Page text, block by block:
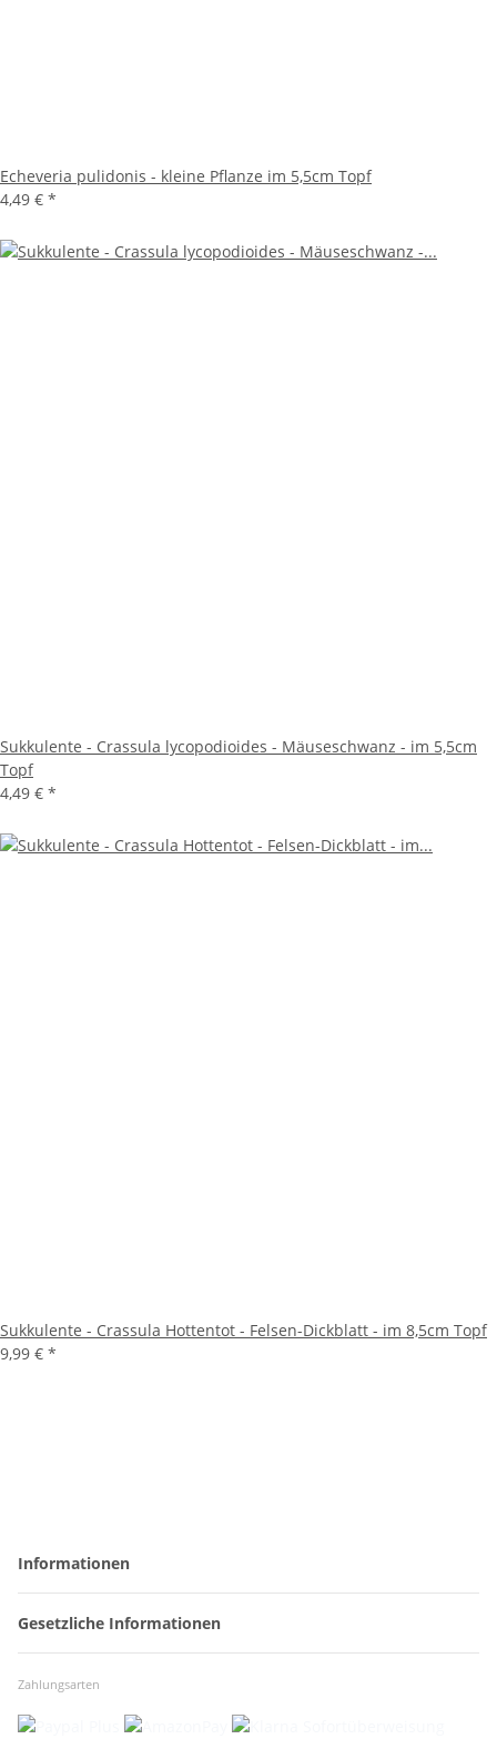
Echeveria pulidonis - kleine Pflanze im 5,5cm Topf
4,49 € *
Sukkulente - Crassula lycopodioides - Mäuseschwanz - im 5,5cm
Topf
4,49 € *
Sukkulente - Crassula Hottentot - Felsen-Dickblatt - im 8,5cm Topf
9,99 € *
Informationen
Gesetzliche Informationen
Zahlungsarten